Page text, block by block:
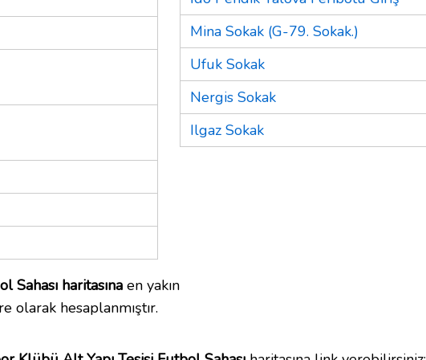
Sahası haritasına en yakın
olarak hesaplanmıştır.
Mina Sokak (G-79. Sokak.)
Ufuk Sokak
Nergis Sokak
Ilgaz Sokak